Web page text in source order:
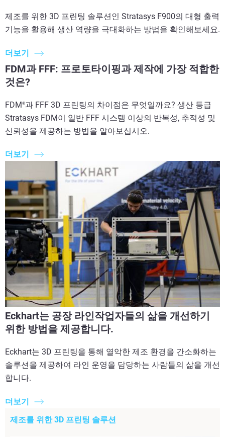
제조를 위한 3D 프린팅 솔루션인 Stratasys F900의 대형 출력
기능을 활용해 생산 역량을 극대화하는 방법을 확인해보세요.
더보기
FDM과 FFF: 프로토타이핑과 제작에 가장 적합한
것은?
FDM®과 FFF 3D 프린팅의 차이점은 무엇일까요? 생산 등급
Stratasys FDM이 일반 FFF 시스템 이상의 반복성, 추적성 및
신뢰성을 제공하는 방법을 알아보십시오.
더보기
Eckhart는 공장 라인작업자들의 삶을 개선하기
위한 방법을 제공합니다.
Eckhart는 3D 프린팅을 통해 열악한 제조 환경을 간소화하는
솔루션을 제공하여 라인 운영을 담당하는 사람들의 삶을 개선
합니다.
더보기
제조를 위한 3D 프린팅 솔루션